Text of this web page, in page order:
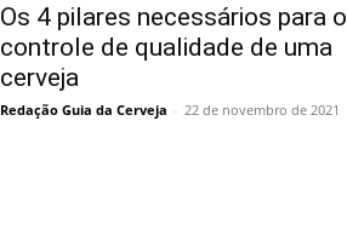
Os 4 pilares necessários para o
controle de qualidade de uma
cerveja
Redação Guia da Cerveja - 22 de novembro de 2021